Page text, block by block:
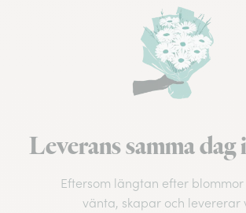
Leverans samma dag
Eftersom längtan efter blommor
vänta, skapar och levererar